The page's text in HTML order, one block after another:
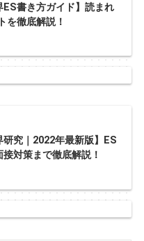
ES書き方ガイド】読まれ
を徹底解説！
研究｜2022年最新版】ES
対策まで徹底解説！